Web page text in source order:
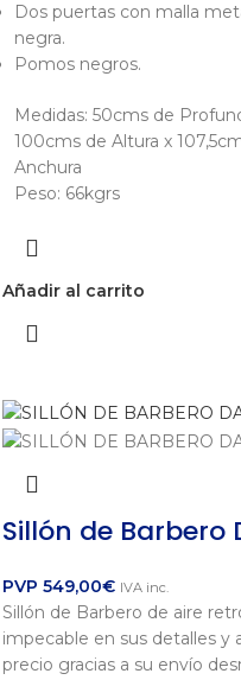
Dos puertas con malla
negra.
Pomos negros.
Medidas: 50cms de
100cms de Altura x
Anchura
Peso: 66kgrs
Añadir al carrito
Sillón de Barbero
PVP 549,00€ IVA inc.
Sillón de Barbero de aire
impecable en sus detalles y
precio gracias a su envío